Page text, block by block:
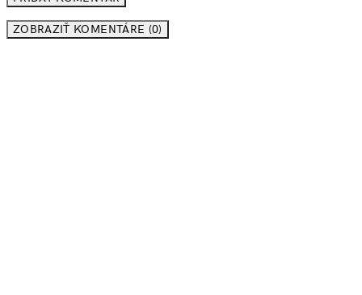
ZOBRAZIŤ KOMENTÁRE (0)